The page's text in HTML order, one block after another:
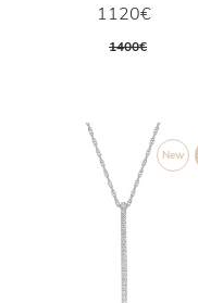
1120€
1400€
New